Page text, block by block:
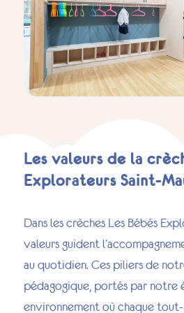
Les valeurs de la
Explorateurs Saint-
Dans les crèches Les Bébés
valeurs guident
au quotidien. Ces piliers de
pédagogique, portés par notre
environnement où chaque